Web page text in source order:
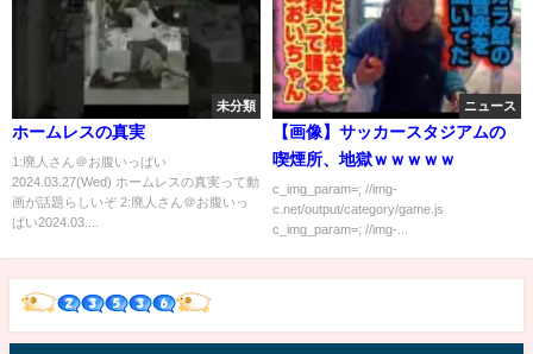
未分類
ホームレスの真実
1:廃人さん＠お腹いっぱい
2024.03.27(Wed) ホームレスの真実って動
画が話題らしいぞ 2:廃人さん＠お腹いっ
ぱい2024.03....
ニュース
【画像】サッカースタジアムの
喫煙所、地獄ｗｗｗｗｗ
c_img_param=; //img-
c.net/output/category/game.js
c_img_param=; //img-...